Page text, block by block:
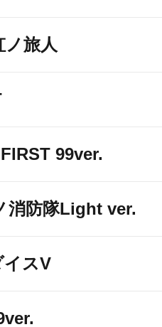
ノ旅人
99ver.
消防隊Light ver.
イスV